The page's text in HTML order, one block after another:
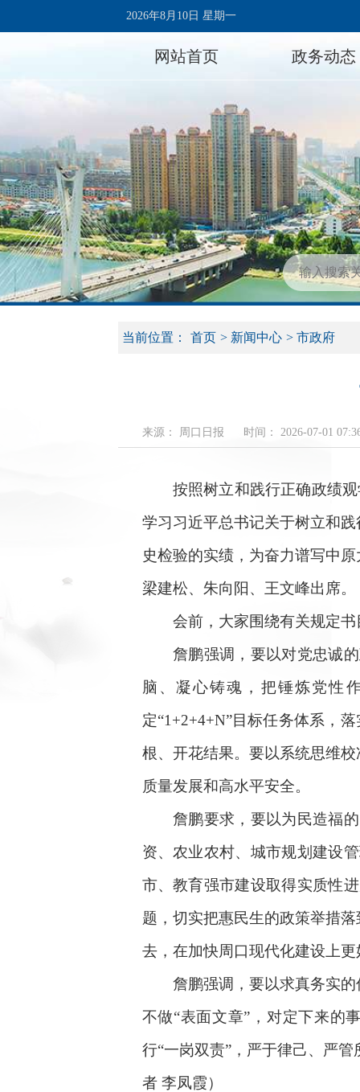
2026年8月10日 星期一
网站首页 政务动态
当前位置： 首页 > 新闻中心 > 市政府
来源： 周口日报 时间： 2026-07-01
按照树立和践行正确政绩观
学习习近平总书记关于树立和
史检验的实绩，为奋力谱写中
梁建松、朱向阳、王文峰出席。
会前，大家围绕有关规定书
詹鹏强调，要以对党忠诚的
脑、凝心铸魂，把锤炼党性
定“1+2+4+N”目标任务体系，
根、开花结果。要以系统思维
质量发展和高水平安全。
詹鹏要求，要以为民造福的
资、农业农村、城市规划建设
市、教育强市建设取得实质性
题，切实把惠民生的政策举措
去，在加快周口现代化建设上
詹鹏强调，要以求真务实的
不做“表面文章”，对定下来的
行“一岗双责”，严于律己、严
者 李凤霞）